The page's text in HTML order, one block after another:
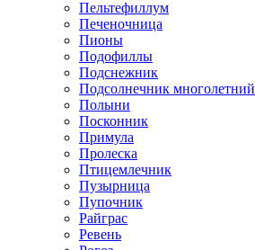
Пельтефиллум
Печеночница
Пионы
Подофиллы
Подснежник
Подсолнечник многолетний
Полыни
Посконник
Примула
Пролеска
Птицемлечник
Пузырница
Пупочник
Райграс
Ревень